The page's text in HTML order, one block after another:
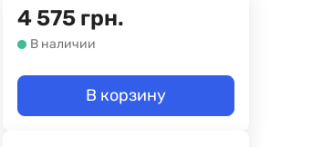
4 575 грн.
В наличии
В корзину